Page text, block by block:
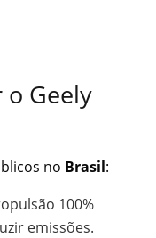
Geely
no Brasil:
100%
emissões.